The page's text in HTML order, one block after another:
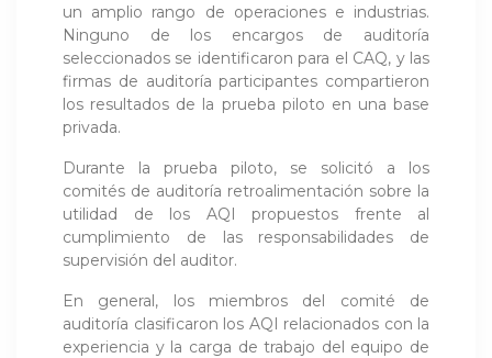
un amplio rango de operaciones e industrias.
Ninguno de los encargos de auditoría
seleccionados se identificaron para el CAQ, y las
firmas de auditoría participantes compartieron
los resultados de la prueba piloto en una base
privada.
Durante la prueba piloto, se solicitó a los
comités de auditoría retroalimentación sobre la
utilidad de los AQI propuestos frente al
cumplimiento de las responsabilidades de
supervisión del auditor.
En general, los miembros del comité de
auditoría clasificaron los AQI relacionados con la
experiencia y la carga de trabajo del equipo de